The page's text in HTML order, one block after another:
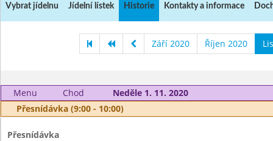
Vybrat jídelnu Jídelní lístek Historie Kontakty a informace
Září 2020 Říjen 2020
Menu Chod
Neděle 1. 11. 2020
Přesnídávka (9:00 - 10:00)
Přesnídávka